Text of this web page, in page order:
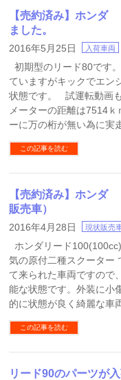
【売約済み】ホンダ
ました。
2016年5月25日 入荷車両
初期型のリード80です
ていますがキックでエン
状態です。 試運転動画
メーターの距離は7514
ーに万の桁が無い為に実
この記事を読む
【売約済み】ホン
販売車）
2016年4月28日 現状販売
ホンダリード
気の原付二種スクータ
て来られた車両ですので
能な状態です。外装に小
的に状態が良く綺麗な車
この記事を読む
リード90のパーツが入